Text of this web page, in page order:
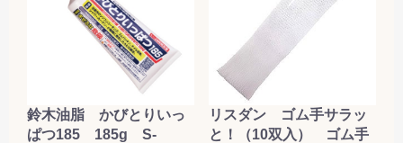
鈴木油脂 かびとりいっ
ぱつ185 185g S-
リスダン ゴム手サラッ
と！（10双入） ゴム手